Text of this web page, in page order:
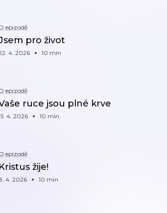
epizodě
pro život
4. 2026 10 min
epizodě
ruce jsou plné krve
4. 2026 10 min
epizodě
Kristus žije!
4. 2026 10 min